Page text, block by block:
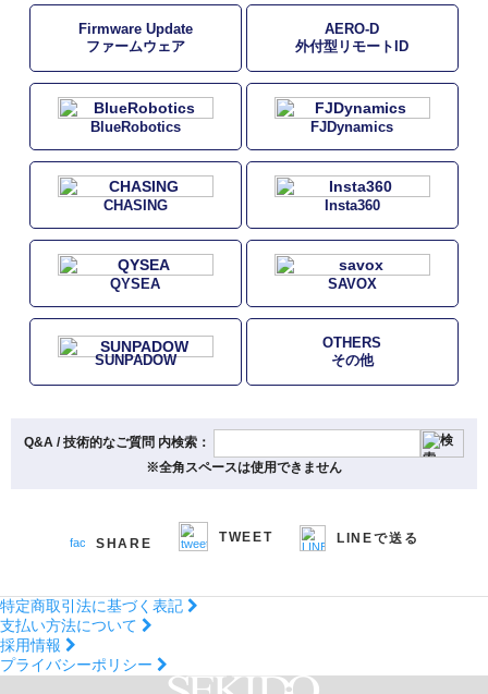
Firmware Update
ファームウェア
AERO-D
外付型リモートID
BlueRobotics FJDynamics
CHASING Insta360
QYSEA SAVOX
SUNPADOW
OTHERS
その他
Q&A / 技術的なご質問 内検索：
※全角スペースは使用できません
SHARE TWEET LINEで送る
特定商取引法に基づく表記
支払い方法について
採用情報
プライバシーポリシー